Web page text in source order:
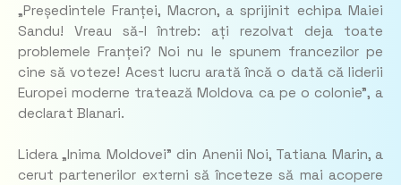
„Președintele Franței, Macron, a sprijinit echipa Maiei
Sandu! Vreau să-l întreb: ați rezolvat deja toate
problemele Franței? Noi nu le spunem francezilor pe
cine să voteze! Acest lucru arată încă o dată că liderii
Europei moderne tratează Moldova ca pe o colonie”, a
declarat Blanari.
Lidera „Inima Moldovei” din Anenii Noi, Tatiana Marin, a
cerut partenerilor externi să înceteze să mai acopere